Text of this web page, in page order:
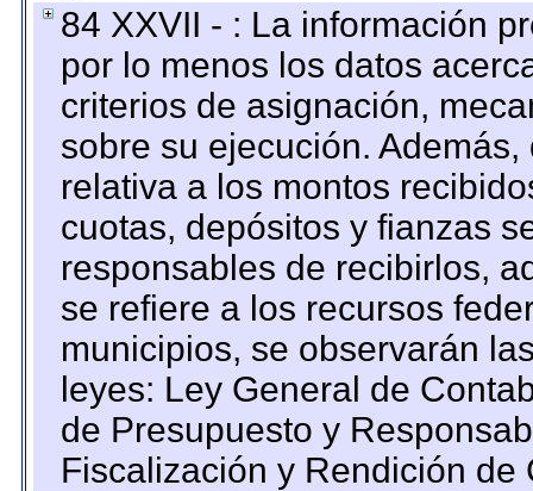
84 XXVII - : La información
por lo menos los datos
criterios de asignación,
sobre su ejecución.
relativa a los montos
cuotas, depósitos y fianzas
responsables de recibirlos,
se refiere a los recursos
municipios, se observarán
leyes: Ley General de
de Presupuesto y
Fiscalización y Rendición